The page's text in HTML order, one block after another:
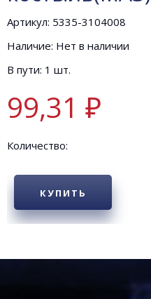
Артикул: 5335-3104008
Наличие: Нет в наличии
В пути: 1 шт.
99,31 ₽
Количество:
КУПИТЬ